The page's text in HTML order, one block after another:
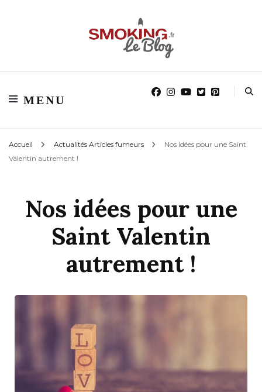
Blog smoking.fr
MENU
Accueil Actualités Articles fumeurs
Nos idées pour une Saint
Valentin autrement !
Nos idées pour une
Saint Valentin
autrement !